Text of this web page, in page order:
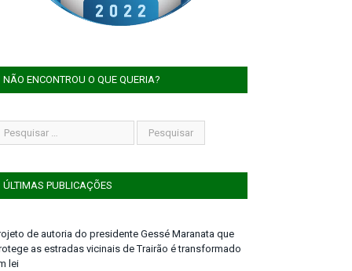
NÃO ENCONTROU O QUE QUERIA?
ÚLTIMAS PUBLICAÇÕES
de autoria do presidente Gessé Maranata que
as estradas vicinais de Trairão é transformado
lei